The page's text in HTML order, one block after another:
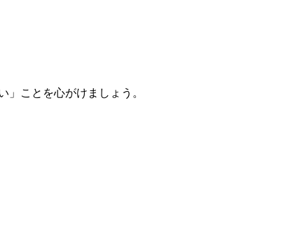
ことを心がけましょう。